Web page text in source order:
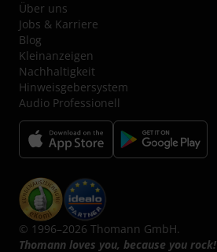
Über uns
Jobs & Karriere
Blog
Kleinanzeigen
Nachhaltigkeit
Hinweisgebersystem
Audio Professionell
© 1996–2026 Thomann GmbH.
Thomann loves you, because you rock!